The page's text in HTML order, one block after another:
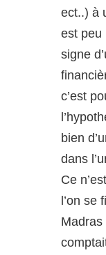
ect..) à
est peu
signe
c’est
bien
dans
Ce
l’on se